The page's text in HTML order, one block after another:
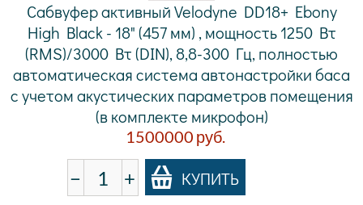
Сабвуфер активный Velodyne DD18+ Ebony
High Black - 18" (457 мм) , мощность 1250 Вт
(RMS)/3000 Вт (DIN), 8,8-300 Гц, полностью
автоматическая система автонастройки баса
с учетом акустических параметров помещения
(в комплекте микрофон)
1500000 руб.
− + КУПИТЬ